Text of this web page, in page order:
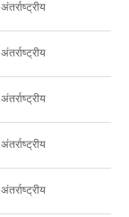
अंतर्राष्ट्रीय
अंतर्राष्ट्रीय
अंतर्राष्ट्रीय
अंतर्राष्ट्रीय
अंतर्राष्ट्रीय